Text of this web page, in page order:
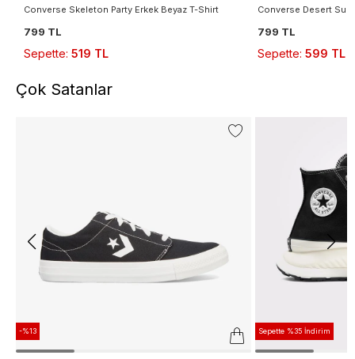
Converse Skeleton Party Erkek Beyaz T-Shirt
799 TL
Sepette: 519 TL
Converse Desert
799 TL
Sepette: 599 TL
Çok Satanlar
-%13 Sepette %35 İndirim